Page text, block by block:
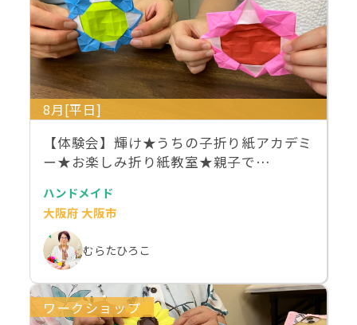
8月[平日]
【体験会】輝け★うちの子折り紙アカデミ
ー★お楽しみ折り紙教室★親子で…
ハンドメイド
大阪府 大阪市
むらたひろこ
ワークショップ